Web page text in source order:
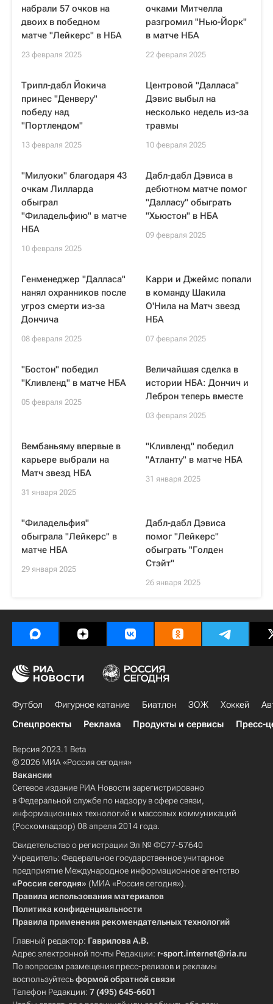
набрали 57 очков на
двоих в победном
матче "Лейкерс" в НБА
23 февраля 2025
очками Митчелла
разгромил "Нью-Йорк"
в матче НБА
22 февраля 2025
Трипл-дабл Йокича
принес "Денверу"
победу над
"Портлендом"
13 февраля 2025
Центровой "Далласа"
Дэвис выбыл на
несколько недель из-за
травмы
10 февраля 2025
"Милуоки" благодаря 43
очкам Лилларда
обыграл
"Филадельфию" в матче
НБА
10 февраля 2025
Дабл-дабл Дэвиса в
дебютном матче помог
"Далласу" обыграть
"Хьюстон" в НБА
09 февраля 2025
Генменеджер "Далласа"
нанял охранников после
угроз смерти из-за
Дончича
08 февраля 2025
Карри и Джеймс попали
в команду Шакила
О'Нила на Матч звезд
НБА
07 февраля 2025
"Бостон" победил
"Кливленд" в матче НБА
05 февраля 2025
Величайшая сделка в
истории НБА: Дончич и
Леброн теперь вместе
03 февраля 2025
Вембаньяму впервые в
карьере выбрали на
Матч звезд НБА
31 января 2025
"Кливленд" победил
"Атланту" в матче НБА
31 января 2025
"Филадельфия"
обыграла "Лейкерс" в
матче НБА
29 января 2025
Дабл-дабл Дэвиса
помог "Лейкерс"
обыграть "Голден
Стэйт"
26 января 2025
Футбол Фигурное катание Биатлон ЗОЖ Хоккей
Спецпроекты
Реклама Продукты и сервисы Пресс-
Версия 2023.1 Beta
© 2026 МИА «Россия сегодня»
Вакансии
Сетевое издание РИА Новости зарегистрировано
в Федеральной службе по надзору в сфере связи,
информационных технологий и массовых коммуникаций
(Роскомнадзор) 08 апреля 2014 года.
Свидетельство о регистрации Эл № ФС77-57640
Учредитель: Федеральное государственное унитарное
предприятие Международное информационное агентство
«Россия сегодня» (МИА «Россия сегодня»).
Правила использования материалов
Политика конфиденциальности
Правила применения рекомендательных технологий
Главный редактор: Гаврилова А.В.
Адрес электронной почты Редакции: r-sport.internet@ria.ru
По вопросам размещения пресс-релизов и рекламы
воспользуйтесьформой обратной связи
Телефон Редакции: 7 (495) 645-6601